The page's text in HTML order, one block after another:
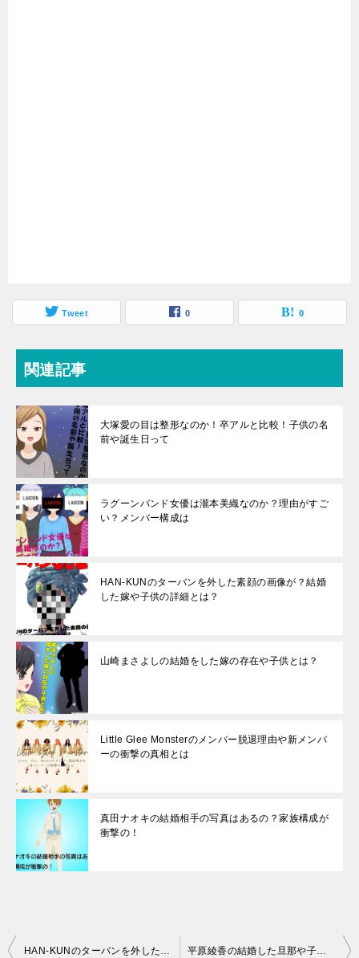
Tweet 0 0
関連記事
大塚愛の目は整形なのか！卒アルと比較！子供の名
前や誕生日って
ラグーンバンド女優は瀧本美織なのか？理由がすご
い？メンバー構成は
HAN-KUNのターバンを外した素顔の画像が？結婚
した嫁や子供の詳細とは？
山崎まさよしの結婚をした嫁の存在や子供とは？
Little Glee Monsterのメンバー脱退理由や新メンバ
ーの衝撃の真相とは
真田ナオキの結婚相手の写真はあるの？家族構成が
衝撃の！
投
HAN-KUNのターバンを外した素顔の画像が？結婚した嫁や子供の詳細とは？ 平原綾香の結婚した旦那や子供って？父親が病気で実家とは